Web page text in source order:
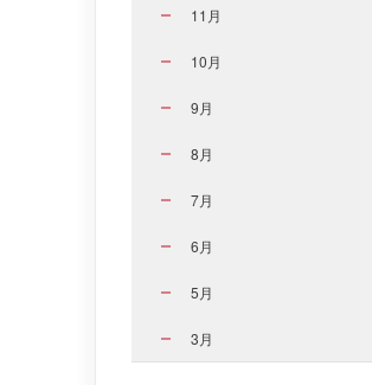
11月
10月
9月
8月
7月
6月
5月
3月